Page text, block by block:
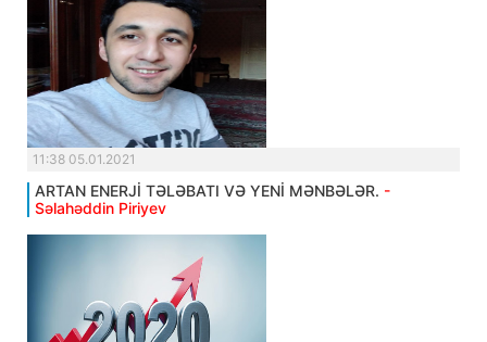
11:38 05.01.2021
ARTAN ENERJİ TƏLƏBATI VƏ YENİ MƏNBƏLƏR. -
Səlahəddin Piriyev